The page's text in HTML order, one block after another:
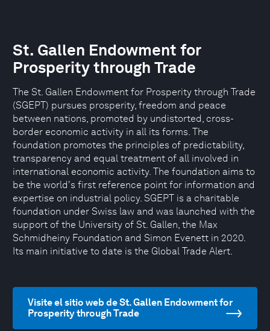
St. Gallen Endowment for
Prosperity through Trade
The St. Gallen Endowment for Prosperity through Trade
(SGEPT) pursues prosperity, freedom and peace
between nations, promoted by undistorted, cross-
border economic activity in all its forms. The
foundation promotes the principles of predictability,
transparency and equal treatment of all involved in
international economic activity. The foundation aims to
be the world's first reference point for information and
expertise on industrial policy. SGEPT is a charitable
foundation under Swiss law and was launched with the
support of the University of St. Gallen, the Max
Schmidheiny Foundation and Simon Evenett in 2020.
Its main initiative to date is the Global Trade Alert.
Visite el sitio web de St. Gallen Endowment for
Prosperity through Trade